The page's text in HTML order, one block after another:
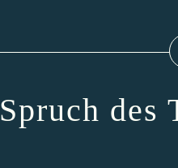
Spruch des